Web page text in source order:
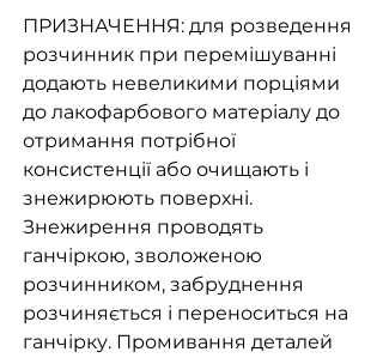
ПРИЗНАЧЕННЯ: для розведення
розчинник при перемішуванні
додають невеликими порціями
до лакофарбового матеріалу до
отримання потрібної
консистенції або очищають і
знежирюють поверхні.
Знежирення проводять
ганчіркою, зволоженою
розчинником, забруднення
розчиняється і переноситься на
ганчірку. Промивання деталей